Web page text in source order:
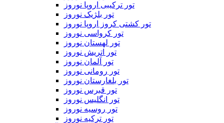
تور ترکیبی اروپا نوروز
تور بلژیک نوروز
تور کشتی کروز اروپا نوروز
تور کرواسی نوروز
تور لهستان نوروز
تور اتریش نوروز
تور آلمان نوروز
تور رومانی نوروز
تور بلغارستان نوروز
تور قبرس نوروز
تور انگلیس نوروز
تور روسیه نوروز
تور ترکیه نوروز